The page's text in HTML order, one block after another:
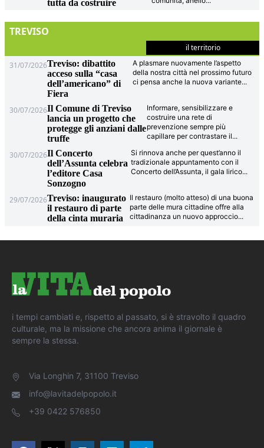
tutta da costruire
TREVISO
il territorio
31/07/2026Treviso: dibattito
acceso sulla “casa
dell’americano” di
Fiera
A plasmare nuovamente l’aspetto
della nostra città nel prossimo futuro
ci pensa anche la nuova variante...
30/07/2026Il Comune di Treviso
lancia un progetto che
protegge gli anziani dalle
truffe
Informare, sensibilizzare e
costruire una rete di
prevenzione sempre più
capillare per contrastare il...
30/07/2026Il Concerto
dell’Assunta celebra
l’editore Casa
Sonzogno
Si rinnova anche per quest’anno il
tradizionale appuntamento con il
Concerto dell’Assunta, il gala lirico...
29/07/2026Treviso: inaugurato
il restauro di parte
della cinta muraria
Il restauro (molto atteso) di una buona
parte delle mura cittadine offre alla
cittadinanza un nuovo approccio...
i tempi cambiati e, rispetto al passato, si è stravolto il quadro
culturale, ma la missione che ancora anima il giornale è
sempre la stessa.
Via Longhin 7, 31100 Treviso
info@lavitadelpopolo.it
+39 0422 576850